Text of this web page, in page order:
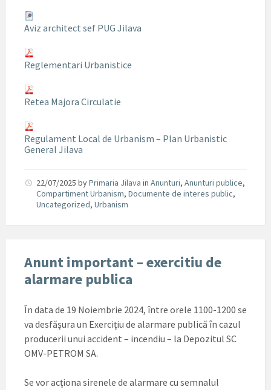
Aviz architect sef PUG Jilava
Reglementari Urbanistice
Retea Majora Circulatie
Regulament Local de Urbanism – Plan Urbanistic
General Jilava
22/07/2025 byPrimaria Jilava in Anunturi, Anunturi publice,
Compartiment Urbanism, Documente de interes public,
Uncategorized, Urbanism
Anunt important – exercitiu de
alarmare publica
În data de 19 Noiembrie 2024, între orele 1100-1200 se
va desfăşura un Exerciţiu de alarmare publică în cazul
producerii unui accident – incendiu – la Depozitul SC
OMV-PETROM SA.
Se vor acţiona sirenele de alarmare cu semnalul